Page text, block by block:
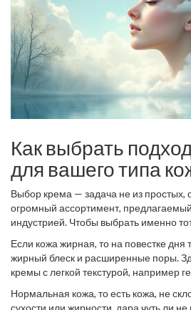
Как выбрать
для вашего типа
Выбор крема — задача не из простых,
огромный ассортимент,
индустрией. Чтобы выбрать именно
нужно разобраться в особенностях
у вас сухая кожа, она часто может
особенно в холодное время года. В
внимание на кремы с увлажняющим и
Если кожа жирная, то на повестке дня
жирный блеск и расширенные поры.
кремы с легкой текстурой, например
содержат компоненты,
Нормальная кожа, то есть кожа, не